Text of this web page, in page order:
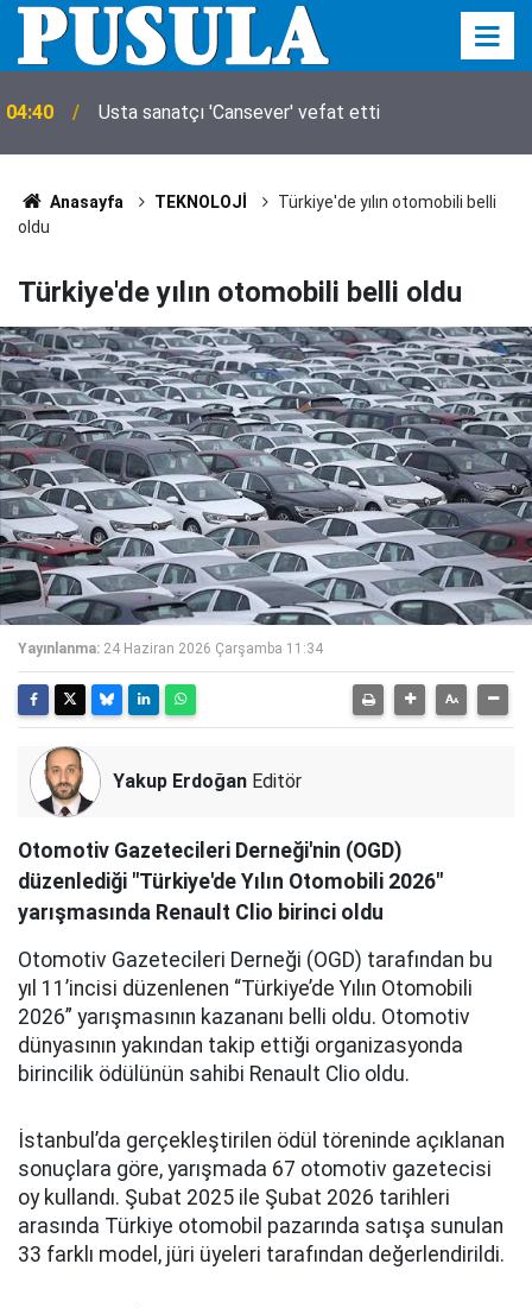
04:31 Arsenal'de Bruno Guimaraes mutluluğu
Anasayfa TEKNOLOJİ
Türkiye'de yılın otomobili belli
oldu
Türkiye'de yılın otomobili belli oldu
Yayınlanma: 24 Haziran 2026 Çarşamba 11:34
Yakup Erdoğan Editör
Otomotiv Gazetecileri Derneği'nin (OGD)
düzenlediği "Türkiye'de Yılın Otomobili 2026"
yarışmasında Renault Clio birinci oldu
Otomotiv Gazetecileri Derneği (OGD) tarafından bu
yıl 11’incisi düzenlenen “Türkiye’de Yılın Otomobili
2026” yarışmasının kazananı belli oldu. Otomotiv
dünyasının yakından takip ettiği organizasyonda
birincilik ödülünün sahibi Renault Clio oldu.
İstanbul’da gerçekleştirilen ödül töreninde açıklanan
sonuçlara göre, yarışmada 67 otomotiv gazetecisi
oy kullandı. Şubat 2025 ile Şubat 2026 tarihleri
arasında Türkiye otomobil pazarında satışa sunulan
33 farklı model, jüri üyeleri tarafından değerlendirildi.